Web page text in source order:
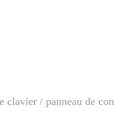
clavier / panneau de